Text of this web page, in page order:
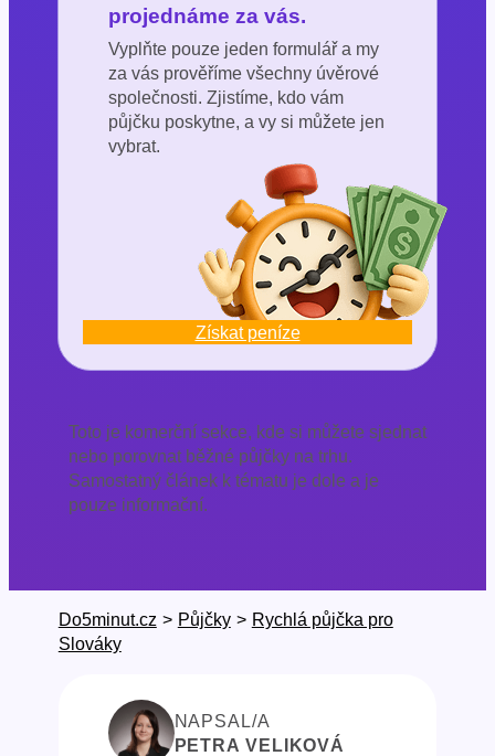
projednáme za vás.
Vyplňte pouze jeden formulář a my
za vás prověříme všechny úvěrové
společnosti. Zjistíme, kdo vám
půjčku poskytne, a vy si můžete jen
vybrat.
Získat peníze
Toto je komerční sekce, kde si můžete sjednat
nebo porovnat běžné půjčky na trhu.
Samostatný článek k tématu je dole a je
pouze informační.
Do5minut.cz > Půjčky > Rychlá půjčka pro
Slováky
NAPSAL/A
PETRA VELIKOVÁ